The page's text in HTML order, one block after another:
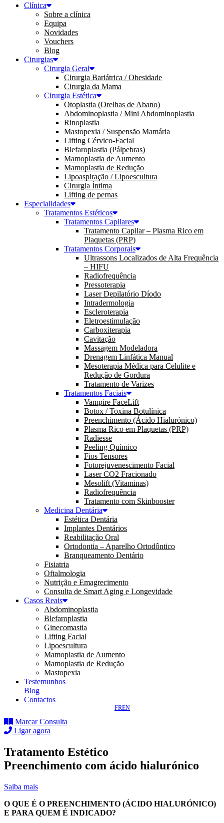
Clínica
Sobre a clínica
Equipa
Novidades
Vouchers
Blog
Cirurgias
Cirurgia Geral
Cirurgia Bariátrica / Obesidade
Cirurgia da Mama
Cirurgia Estética
Otoplastia (Orelhas de Abano)
Abdominoplastia / Mini Abdominoplastia
Rinoplastia
Mastopexia / Suspensão Mamária
Lifting Cérvico-Facial
Blefaroplastia (Pálpebras)
Mamoplastia de Aumento
Mamoplastia de Redução
Lipoaspiração / Lipoescultura
Cirurgia Íntima
Lifting de pernas
Especialidades
Tratamentos Estéticos
Tratamentos Capilares
Tratamento Capilar – Plasma Rico em
Plaquetas (PRP)
Tratamentos Corporais
Ultrassons Localizados de Alta Frequência
– HIFU
Radiofrequência
Pressoterapia
Laser Depilatório Díodo
Intradermologia
Escleroterapia
Eletroestimulação
Carboxiterapia
Cavitação
Massagem Modeladora
Drenagem Linfática Manual
Mesoterapia Médica para Celulite e
Redução de Gordura
Tratamento de Varizes
Tratamentos Faciais
Vampire FaceLift
Botox / Toxina Botulínica
Preenchimento (Ácido Hialurónico)
Plasma Rico em Plaquetas (PRP)
Radiesse
Peeling Químico
Fios Tensores
Fotorejuvenescimento Facial
Laser CO2 Fracionado
Mesolift (Vitaminas)
Radiofrequência
Tratamento com Skinbooster
Medicina Dentária
Estética Dentária
Implantes Dentários
Reabilitação Oral
Ortodontia – Aparelho Ortodôntico
Branqueamento Dentário
Fisiatria
Oftalmologia
Nutrição e Emagrecimento
Consulta de Smart Aging e Longevidade
Casos Reais
Abdominoplastia
Blefaroplastia
Ginecomastia
Lifting Facial
Lipoescultura
Mamoplastia de Aumento
Mamoplastia de Redução
Mastopexia
Testemunhos
Blog
Contactos
EN
FR
Marcar Consulta
Ligar agora
Tratamento Estético
Preenchimento com ácido hialurónico
Saiba mais
O QUE É O PREENCHIMENTO (ÁCIDO HIALURÓNICO)
E PARA QUEM É INDICADO?